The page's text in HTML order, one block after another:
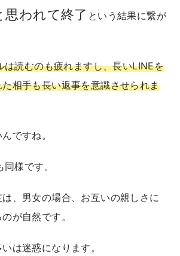
思われて終了 という結果に繋が
は読むのも疲れますし、長いLINEを
相手も長い返事を意識させられま
ですね。
様です。
、男女の場合、お互いの親しさに
が自然です。
は迷惑になります。